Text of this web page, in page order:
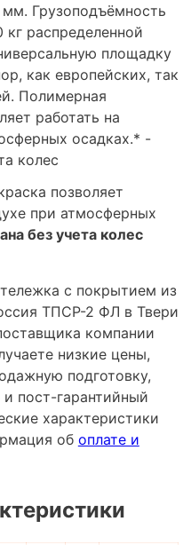
Грузоподъёмность
распределенной
площадку
как европейских, так
Полимерная
работать на
осадках.* -
колес
позволяет
при атмосферных
без учета колес
с покрытием из
ТПСР-2 ФЛ в Твери
компании
низкие цены,
подготовку,
пост-гарантийный
характеристики
об оплате и